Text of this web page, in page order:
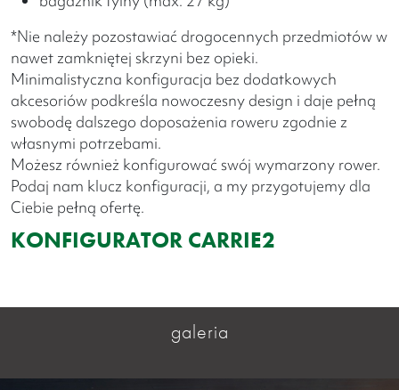
*Nie należy pozostawiać drogocennych przedmiotów w
nawet zamkniętej skrzyni bez opieki.
Minimalistyczna konfiguracja bez dodatkowych
akcesoriów podkreśla nowoczesny design i daje pełną
swobodę dalszego doposażenia roweru zgodnie z
własnymi potrzebami.
Możesz również konfigurować swój wymarzony rower.
Podaj nam klucz konfiguracji, a my przygotujemy dla
Ciebie pełną ofertę.
KONFIGURATOR CARRIE2
galeria